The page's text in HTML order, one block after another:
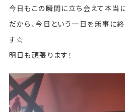
今日もこの瞬間に立ち会えて本当
だから、今日という一日を無事に
す☆
明日も頑張ります！